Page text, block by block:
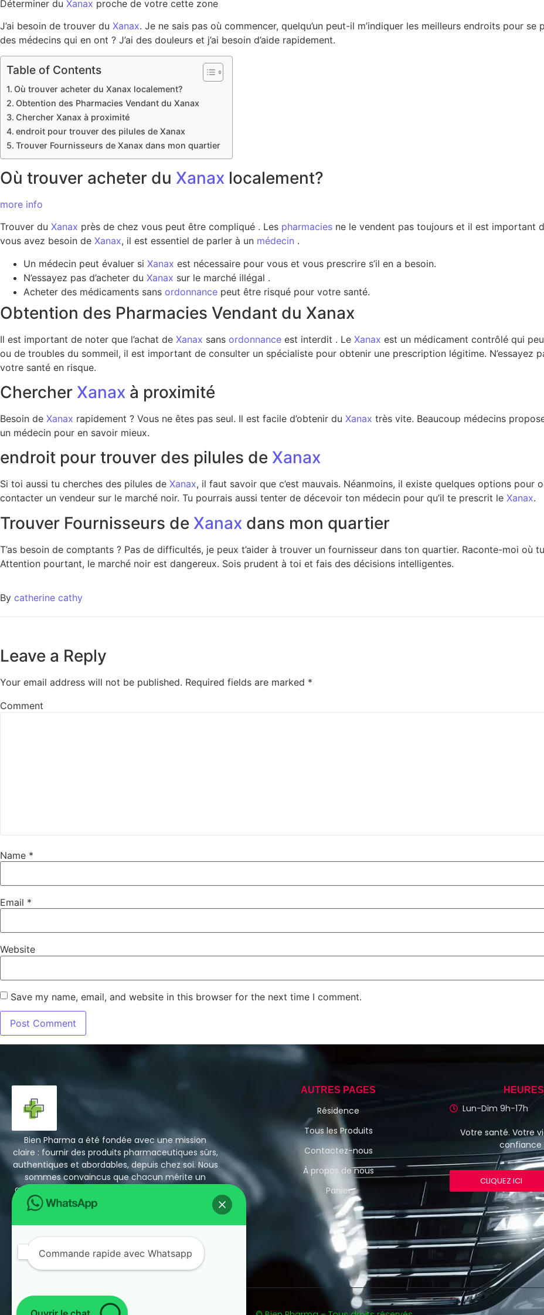
Déterminer du Xanax proche de votre cette zone
J’ai besoin de trouver du Xanax. Je ne sais pas où commencer, quelqu’un peut-il m’indiquer les meilleurs endroits pour se
des médecins qui en ont ? J’ai des douleurs et j’ai besoin d’aide rapidement.
Table of Contents
Où trouver acheter du Xanax localement?
Obtention des Pharmacies Vendant du Xanax
Chercher Xanax à proximité
endroit pour trouver des pilules de Xanax
Trouver Fournisseurs de Xanax dans mon quartier
Où trouver acheter du Xanax localement?
more info
Trouver du Xanax près de chez vous peut être compliqué . Les pharmacies ne le vendent pas toujours et il est important
vous avez besoin de Xanax, il est essentiel de parler à un médecin .
Un médecin peut évaluer si Xanax est nécessaire pour vous et vous prescrire s’il en a besoin.
N’essayez pas d’acheter du Xanax sur le marché illégal .
Acheter des médicaments sans ordonnance peut être risqué pour votre santé.
Obtention des Pharmacies Vendant du Xanax
Il est important de noter que l’achat de Xanax sans ordonnance est interdit . Le Xanax est un médicament contrôlé qui
ou de troubles du sommeil, il est important de consulter un spécialiste pour obtenir une prescription légitime. N’essayez
votre santé en risque.
Chercher Xanax à proximité
Besoin de Xanax rapidement ? Vous ne êtes pas seul. Il est facile d’obtenir du Xanax très vite. Beaucoup médecins
un médecin pour en savoir mieux.
endroit pour trouver des pilules de Xanax
Si toi aussi tu cherches des pilules de Xanax, il faut savoir que c’est mauvais. Néanmoins, il existe quelques options
contacter un vendeur sur le marché noir. Tu pourrais aussi tenter de décevoir ton médecin pour qu’il te prescrit le Xanax.
Trouver Fournisseurs de Xanax dans mon quartier
T’as besoin de comptants ? Pas de difficultés, je peux t’aider à trouver un fournisseur dans ton quartier. Raconte-moi où
Attention pourtant, le marché noir est dangereux. Sois prudent à toi et fais des décisions intelligentes.
By catherine cathy
Leave a Reply
Your email address will not be published. Required fields are marked *
Comment
Name *
Email *
Website
Save my name, email, and website in this browser for the next time I comment.
Bien Pharma a été fondée avec une mission
claire : fournir des produits pharmaceutiques sûrs,
authentiques et abordables, depuis chez soi. Nous
sommes convaincus que chacun mérite un
accès facile à des médicaments fiables, sans les
prix exorbitants ni les longues files d’attente en
+1 423 310 1946 whatsapp
bienpharma26@mail.com
11 Rue Auber, 75009 Paris
AUTRES PAGES
Résidence
Tous les Produits
Contactez-nous
À propos de nous
Panier
Lun-Dim 9h-17h
Votre santé. Votre
confiance
CLIQUEZ ICI
Commande rapide avec Whatsapp